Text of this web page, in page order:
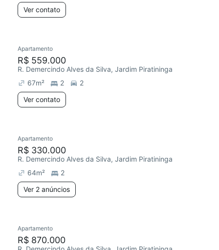
Ver contato
Apartamento
R$ 559.000
R. Demercindo Alves da Silva, Jardim Piratininga
67m² 2
2
Ver contato
Apartamento
R$ 330.000
R. Demercindo Alves da Silva, Jardim Piratininga
64m²
2
Ver 2 anúncios
Apartamento
R$ 870.000